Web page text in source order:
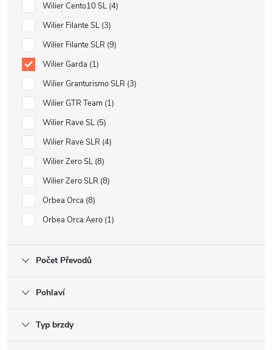
Wilier Cento10 SL 4
Wilier Filante SL 3
Wilier Filante SLR 9
Wilier Garda 1
Wilier Granturismo SLR 3
Wilier GTR Team 1
Wilier Rave SL 5
Wilier Rave SLR 4
Wilier Zero SL 8
Wilier Zero SLR 8
Orbea Orca 8
Orbea Orca Aero 1
Počet Převodů
Pohlaví
Typ brzdy